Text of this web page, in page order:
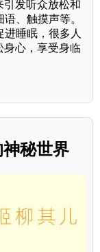
发听众放松和
、触摸声等。
睡眠，很多人
心，享受身临
秘世界